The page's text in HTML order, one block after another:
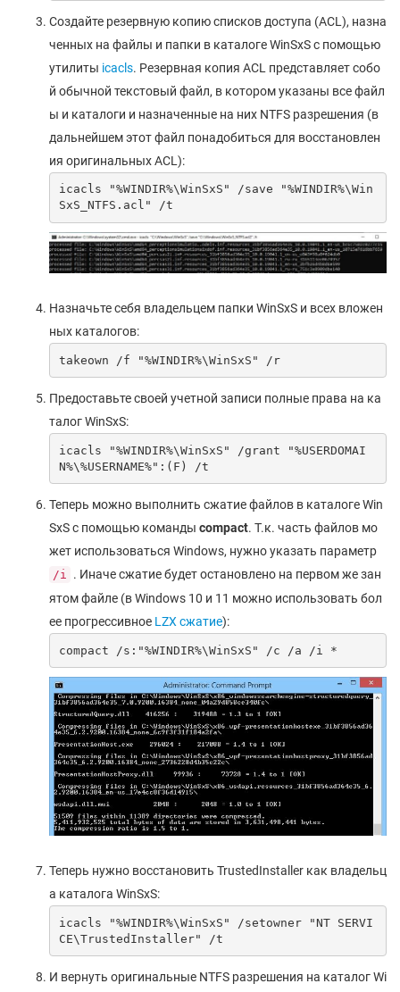
Создайте резервную копию списков доступа (ACL), назна
ченных на файлы и папки в каталоге WinSxS с помощью
утилиты icacls. Резервная копия ACL представляет собо
й обычной текстовый файл, в котором указаны все файл
ы и каталоги и назначенные на них NTFS разрешения (в
дальнейшем этот файл понадобиться для восстановлен
ия оригинальных ACL):
icacls "%WINDIR%\WinSxS" /save "%WINDIR%\Win
SxS_NTFS.acl" /t
Назначьте себя владельцем папки WinSxS и всех вложен
ных каталогов:
takeown /f "%WINDIR%\WinSxS" /r
Предоставьте своей учетной записи полные права на ка
талог WinSxS:
icacls "%WINDIR%\WinSxS" /grant "%USERDOMAI
N%\%USERNAME%":(F) /t
Теперь можно выполнить сжатие файлов в каталоге Win
SxS с помощью команды compact. Т.к. часть файлов мо
жет использоваться Windows, нужно указать параметр
/i . Иначе сжатие будет остановлено на первом же зан
ятом файле (в Windows 10 и 11 можно использовать бол
ее прогрессивное LZX сжатие):
compact /s:"%WINDIR%\WinSxS" /c /a /i *
Теперь нужно восстановить TrustedInstaller как владельц
а каталога WinSxS:
icacls "%WINDIR%\WinSxS" /setowner "NT SERVI
CE\TrustedInstaller" /t
И вернуть оригинальные NTFS разрешения на каталог Wi